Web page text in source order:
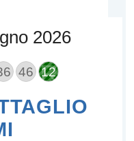
2026
46 12